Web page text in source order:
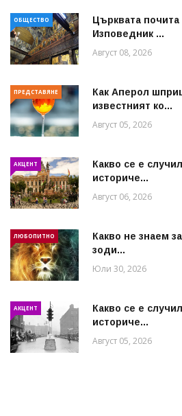
ОБЩЕСТВО
Църквата
Изповедник ...
Август 08, 2026
ПРЕДСТАВЯНЕ
Как Аперол
известният ко...
Август 05, 2026
АКЦЕНТ
Какво се е
историче...
Август 06, 2026
ЛЮБОПИТНО
Какво не знаем
зоди...
Юли 30, 2026
АКЦЕНТ
Какво се е
историче...
Август 05, 2026